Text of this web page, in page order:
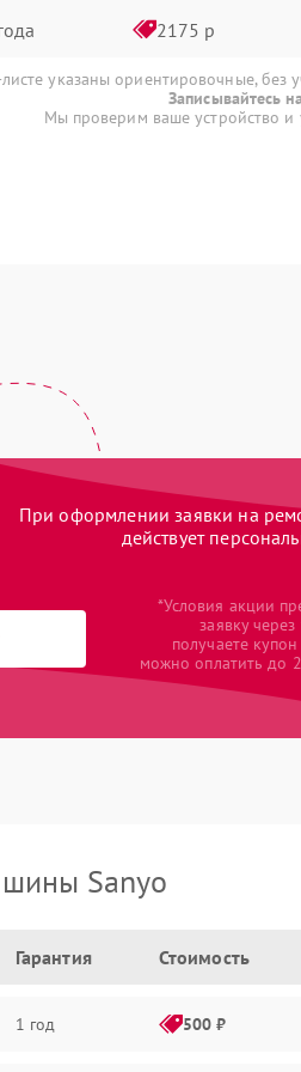
2175 р
указаны ориентировочные, без
Записывайтесь
Мы проверим ваше устройство и
При оформлении заявки на
действует
*Условия акции
заявку
получаете
можно оплатить до
Sanyo
Гарантия Стоимость
1 год 500 ₽